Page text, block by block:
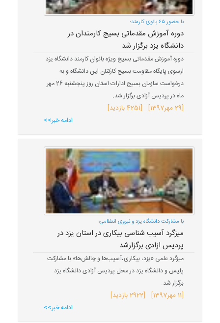
با حضور ۶۵ بانوی کارمند؛
دوره آموزش مقدماتی بسیج کارمندان در
دانشگاه یزد برگزار شد
دوره آموزش مقدماتی بسیج ویژه بانوان کارمند دانشگاه یزد
ازسوی پایگاه مقاومت بسیج کارکنان این دانشگاه و به
درخواست سازمان بسیج ادارات استان روز پنجشنبه 26 مهر
ماه در پردیس آزادی برگزار شد.
[29 مهر 1397] [4251 بازدید]
ادامه خبر>>
با مشارکت دانشگاه یزد و نیروی انتظامی؛
میزگرد آسیب شناسی بیکاری در استان یزد در
پردیس ازادی برگزارشد
میزگرد علمی «یزد، بیکاری،آسیب‌ها و چالش‌ها» با مشارکت
پلیس و دانشگاه یزد در محل پردیس آزادی دانشگاه یزد
برگزار شد.
[11 مهر 1397] [2922 بازدید]
ادامه خبر>>